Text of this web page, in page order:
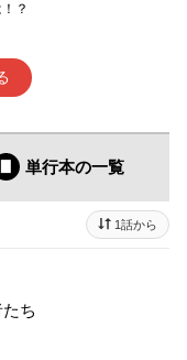
？
単行本の一覧
1話から
ち